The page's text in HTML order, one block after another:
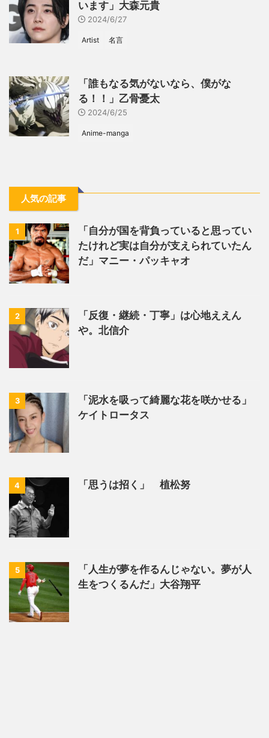
います」大森元貴
2024/6/27
Artist 名言
「誰もなる気がないなら、僕がな
る！！」乙骨憂太
2024/6/25
Anime-manga
人気の記事
1
「自分が国を背負っていると思ってい
たけれど実は自分が支えられていたん
だ」マニー・パッキャオ
2
「反復・継続・丁寧」は心地ええん
や。北信介
3
「泥水を吸って綺麗な花を咲かせる」
ケイトロータス
4 「思うは招く」 植松努
5
「人生が夢を作るんじゃない。夢が人
生をつくるんだ」大谷翔平